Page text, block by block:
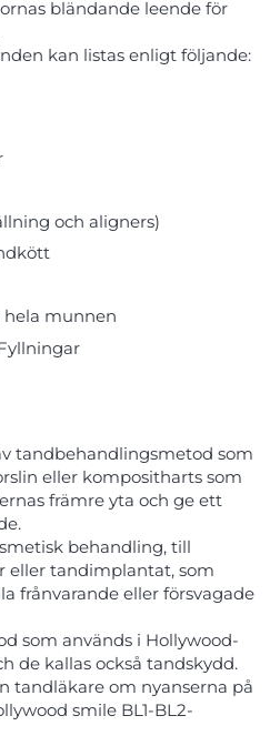
bländande leende för
kan listas enligt följande:
och aligners)
hela munnen
tandbehandlingsmetod som
eller kompositharts som
främre yta och ge ett
behandling, till
eller tandimplantat, som
frånvarande eller försvagade
som används i Hollywood-
de kallas också tandskydd.
tandläkare om nyanserna på
smile BL1-BL2-